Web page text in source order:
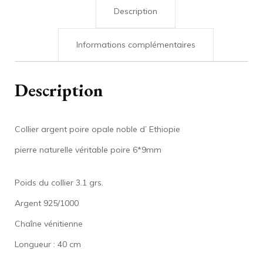
Description
Informations complémentaires
Description
Collier argent poire opale noble d’ Ethiopie
pierre naturelle véritable poire 6*9mm
Poids du collier 3.1 grs.
Argent 925/1000
Chaîne vénitienne
Longueur : 40 cm